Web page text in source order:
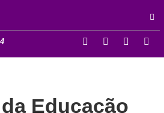
Educação